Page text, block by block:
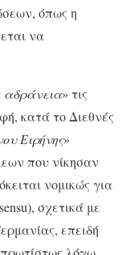
όπως η
να
αδράνεια» τις
κατά το Διεθνές
Ειρήνης»
που νίκησαν
νομικώς για
σχετικά με
επειδή